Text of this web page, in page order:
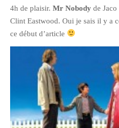
CATÉGORIES
Culture
Ma Vie.com
Miaaam!
Pendant Ce Temps À Véra Cruz
4h de plaisir. Mr Nobody de
Clint Eastwood. Oui je sais il y a
ce début d’article